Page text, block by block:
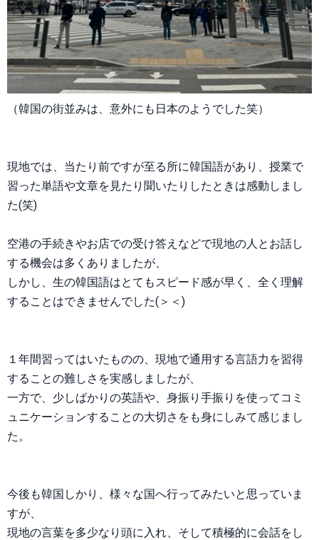
（韓国の街並みは、意外にも日本のようでした笑）
現地では、当たり前ですが至る所に韓国語があり、授業で
習った単語や文章を見たり聞いたりしたときは感動しまし
た(笑)
空港の手続きやお店での受け答えなどで現地の人とお話し
する機会は多くありましたが、
しかし、生の韓国語はとてもスピード感が早く、全く理解
することはできませんでした(＞＜)
１年間習ってはいたものの、現地で通用する言語力を習得
することの難しさを実感しましたが、
一方で、少しばかりの英語や、身振り手振りを使ってコミ
ュニケーションすることの大切さをも身にしみて感じまし
た。
今後も韓国しかり、様々な国へ行ってみたいと思っていま
すが、
現地の言葉を多少なり頭に入れ、そして積極的に会話をし